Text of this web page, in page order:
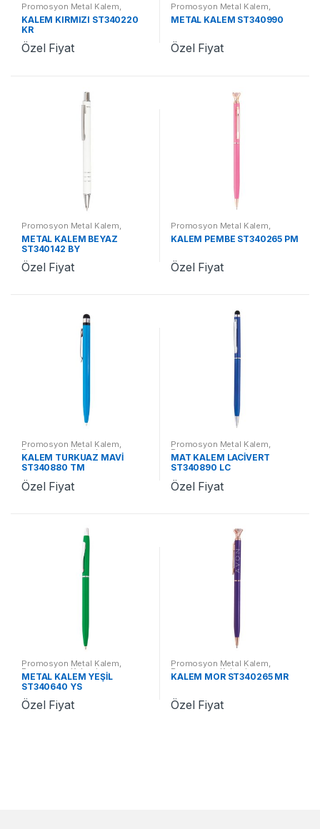
Promosyon Metal Kalem,
Promosyon Kalemler
KALEM KIRMIZI ST340220
KR
Özel Fiyat
Promosyon Metal Kalem,
Promosyon Kalemler
METAL KALEM ST340990
Özel Fiyat
Promosyon Metal Kalem
Promosyon Kalemler
METAL KALEM BEYAZ
ST340142 BY
Özel Fiyat
Promosyon Metal Kalem
Promosyon Kalemler
KALEM PEMBE ST340265 PM
Özel Fiyat
Promosyon Metal Kalem,
Promosyon Kalemler
KALEM TURKUAZ MAVİ
ST340880 TM
Özel Fiyat
Promosyon Metal Kalem,
Promosyon Kalemler
MAT KALEM LACİVERT
ST340890 LC
Özel Fiyat
Promosyon Metal Kalem,
Promosyon Kalemler
METAL KALEM YEŞİL
ST340640 YS
Özel Fiyat
Promosyon Metal Kalem,
Promosyon Kalemler
KALEM MOR ST340265 MR
Özel Fiyat